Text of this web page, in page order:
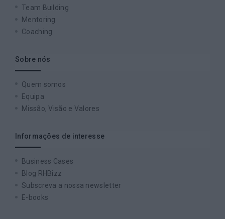
Team Building
Mentoring
Coaching
Sobre nós
Quem somos
Equipa
Missão, Visão e Valores
Informações de interesse
Business Cases
Blog RHBizz
Subscreva a nossa newsletter
E-books